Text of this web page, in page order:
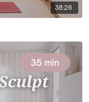
38:26